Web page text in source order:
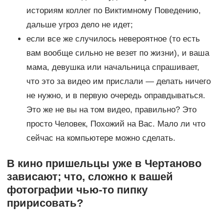
историям коллег по Виктимному Поведению,
дальше угроз дело не идет;
если все же случилось невероятное (то есть
вам вообще сильно не везет по жизни), и ваша
мама, девушка или начальница спрашивает,
что это за видео им прислали — делать ничего
не нужно, и в первую очередь оправдываться.
Это же не вы на том видео, правильно? Это
просто Человек, Похожий на Вас. Мало ли что
сейчас на компьютере можно сделать.
В кино пришельцы уже в Чертаново
зависают; что, сложно к вашей
фотографии чью-то пипку
пририсовать?